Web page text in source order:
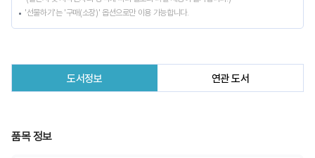
'선물하기'는 '구매(소장)' 옵션으로만 이용 가능합니다.
도서정보 연관 도서
품목 정보